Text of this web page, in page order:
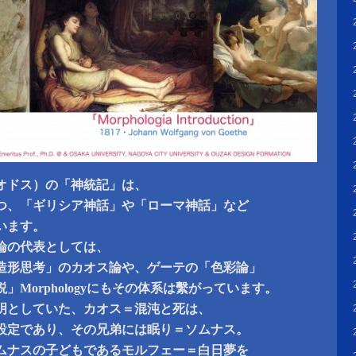
ス）の「神統記」は、
、「ギリシア神話」や「ローマ神話」など
す。
代表としては、
思考」のカオス論や、ゲーテの「色彩論」
」Morphologyにもその体系は繫がっています。
していた、カオス＝混沌と死は、
であり、その兄弟には眠り＝ソムナス。
ナスの子どもであるモルフェー＝白日夢を